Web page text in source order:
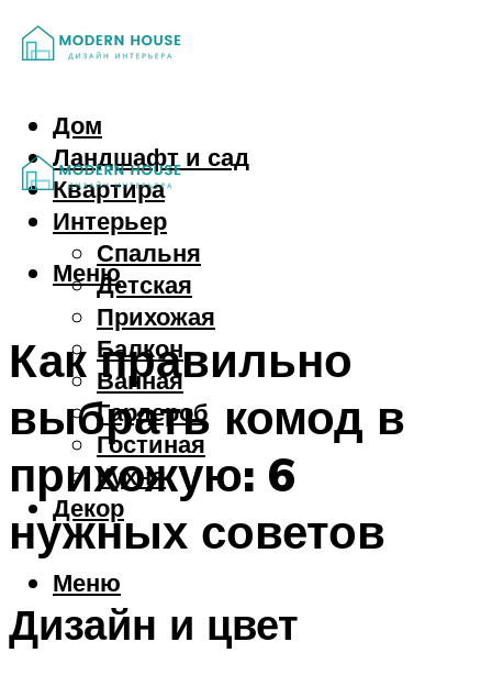
Дом
Ландшафт и сад
Квартира
Интерьер
Спальня
Детская
Прихожая
Балкон
Ванная
Гардероб
Гостиная
Кухня
Декор
Меню
Меню
Как правильно
выбрать комод в
прихожую: 6
нужных советов
Дизайн и цвет